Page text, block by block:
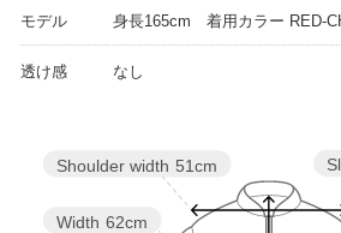
モデル 身長165cm 着用カラー RED-
透け感 なし
Width 62cm
Shoulder width 51cm